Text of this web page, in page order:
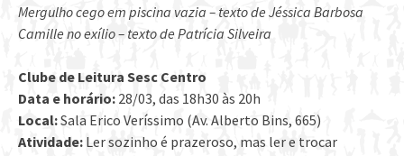
Mergulho cego em piscina vazia – texto de Jéssica Barbosa
Camille no exílio – texto de Patrícia Silveira
Clube de Leitura Sesc Centro
Data e horário: 28/03, das 18h30 às 20h
Local:Sala Erico Veríssimo (Av. Alberto Bins, 665)
Atividade: Ler sozinho é prazeroso, mas ler e trocar